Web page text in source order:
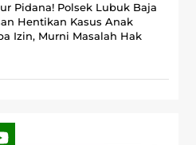
Pidana! Polsek Lubuk Baja
Hentikan Kasus Anak
Izin, Murni Masalah Hak